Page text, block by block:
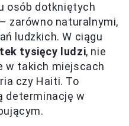
osób dotkniętych
zarówno naturalnymi,
ludzkich. W ciągu
tysięcy ludzi, nie
w takich miejscach
czy Haiti. To
determinację w